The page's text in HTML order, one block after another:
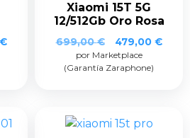
€El
Xiaomi 15T 5G
12/512Gb Oro Rosa
699,00€
El
precio
original
479,00 €El
por Marketplace
(Garantía Zaraphone)